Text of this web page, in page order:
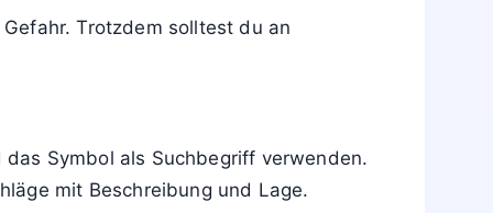
Trotzdem solltest du an
Symbol als Suchbegriff verwenden.
mit Beschreibung und Lage.